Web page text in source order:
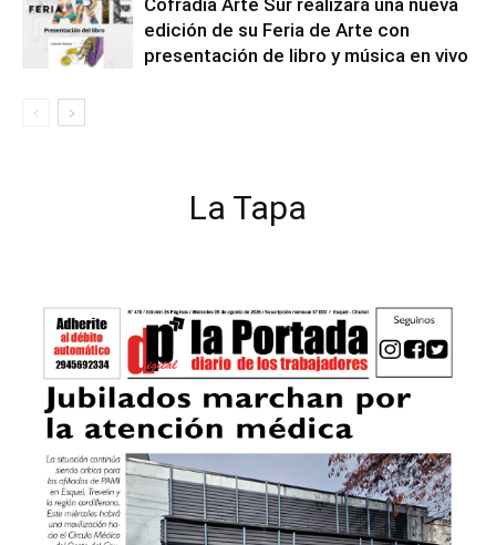
Cofradía Arte Sur realizará una nueva
edición de su Feria de Arte con
presentación de libro y música en vivo
La Tapa